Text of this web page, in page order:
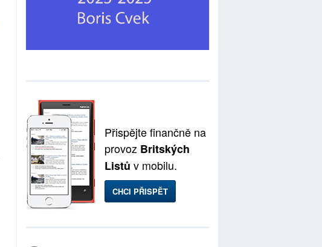
Přispějte finančně na
provoz Britských
Listů v mobilu.
CHCI PŘISPĚT